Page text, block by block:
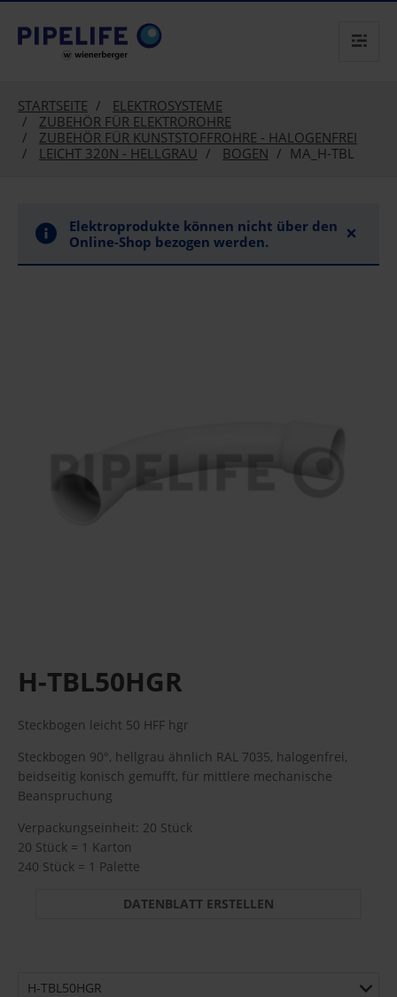
text.skipToContent
text.skipToNavigation
STARTSEITE
ELEKTROSYSTEME
ZUBEHÖR FÜR ELEKTROROHRE
ZUBEHÖR FÜR KUNSTSTOFFROHRE - HALOGENFREI
LEICHT 320N - HELLGRAU
BOGEN MA_H-TBL
Elektroprodukte können nicht über den
Online-Shop bezogen werden.
×
H-TBL50HGR
Steckbogen leicht 50 HFF hgr
Steckbogen 90°, hellgrau ähnlich RAL 7035, halogenfrei,
beidseitig konisch gemufft, für mittlere mechanische
Beanspruchung
Verpackungseinheit: 20 Stück
20 Stück = 1 Karton
240 Stück = 1 Palette
DATENBLATT ERSTELLEN
H-TBL50HGR